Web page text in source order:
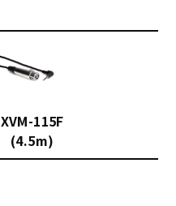
XVM-115F
(4.5m)